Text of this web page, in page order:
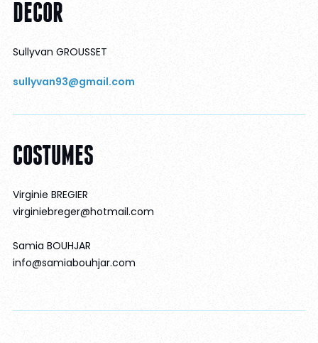
DECOR
Sullyvan GROUSSET
sullyvan93@gmail.com
COSTUMES
Virginie BREGIER
virginiebreger@hotmail.com
Samia BOUHJAR
info@samiabouhjar.com